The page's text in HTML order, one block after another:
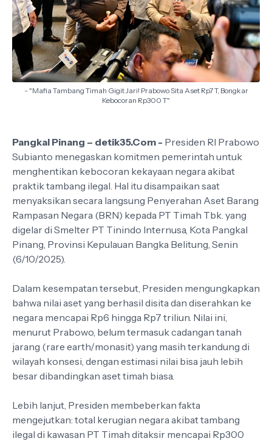
- "Mafia Tambang Timah Gigit Jari! Prabowo Sita Aset Rp7 T, Bongkar
Kebocoran Rp300 T"
Pangkal Pinang – detik35.Com - Presiden RI Prabowo
Subianto menegaskan komitmen pemerintah untuk
menghentikan kebocoran kekayaan negara akibat
praktik tambang ilegal. Hal itu disampaikan saat
menyaksikan secara langsung Penyerahan Aset Barang
Rampasan Negara (BRN) kepada PT Timah Tbk. yang
digelar di Smelter PT Tinindo Internusa, Kota Pangkal
Pinang, Provinsi Kepulauan Bangka Belitung, Senin
(6/10/2025).
Dalam kesempatan tersebut, Presiden mengungkapkan
bahwa nilai aset yang berhasil disita dan diserahkan ke
negara mencapai Rp6 hingga Rp7 triliun. Nilai ini,
menurut Prabowo, belum termasuk cadangan tanah
jarang (rare earth/monasit) yang masih terkandung di
wilayah konsesi, dengan estimasi nilai bisa jauh lebih
besar dibandingkan aset timah biasa.
Lebih lanjut, Presiden membeberkan fakta
mengejutkan: total kerugian negara akibat tambang
ilegal di kawasan PT Timah ditaksir mencapai Rp300